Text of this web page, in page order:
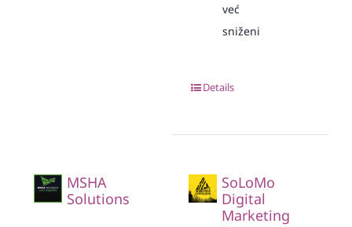
već
sniženi
Details
MSHA
Solutions
SoLoMo
Digital
Marketing